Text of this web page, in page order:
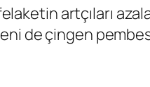
artçıları
de çingen